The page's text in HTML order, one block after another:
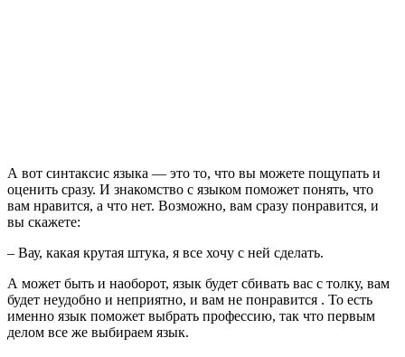
А вот синтаксис языка — это то, что вы можете пощупать и
оценить сразу. И знакомство с языком поможет понять, что
вам нравится, а что нет. Возможно, вам сразу понравится, и
вы скажете:
– Вау, какая крутая штука, я все хочу с ней сделать.
А может быть и наоборот, язык будет сбивать вас с толку, вам
будет неудобно и неприятно, и вам не понравится . То есть
именно язык поможет выбрать профессию, так что первым
делом все же выбираем язык.